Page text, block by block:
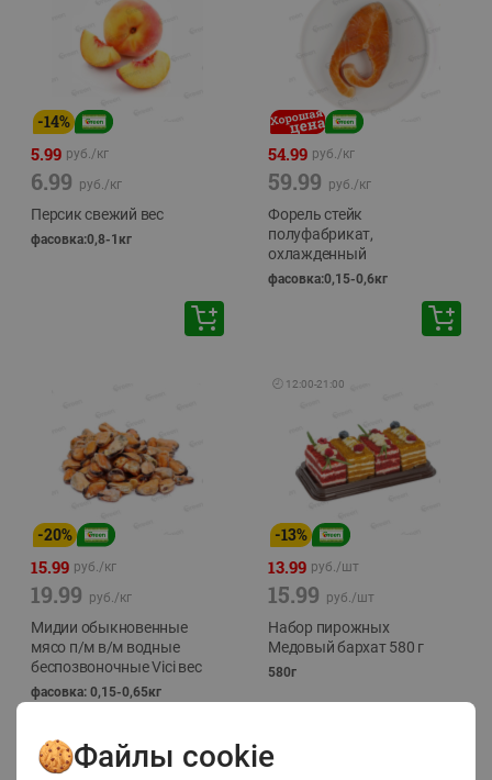
-14%
5.99 руб./кг
6.99 руб./кг
Персик свежий вес
фасовка:0,8-1кг
54.99 руб./кг
59.99 руб./кг
Форель стейк
полуфабрикат,
охлажденный
фасовка:0,15-0,6кг
-20%
15.99 руб./кг
19.99 руб./кг
Мидии обыкновенные
мясо п/м в/м водные
беспозвоночные Vici вес
фасовка: 0,15-0,65кг
🕘 12:00-21:00
-13%
13.99 руб./шт
15.99 руб./шт
Набор пирожных
Медовый бархат 580 г
580г
Файлы cookie